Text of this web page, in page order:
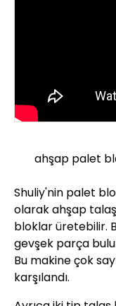
ahşap palet
Shuliy'nin palet
olarak ahşap
bloklar üretebilir.
gevşek parça
Bu makine çok
karşılandı.